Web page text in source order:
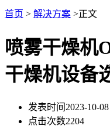
首页 > 解决方案 >正文
喷雾干燥机
干燥机设备
发表时间 2023-10-08
点击次数2204